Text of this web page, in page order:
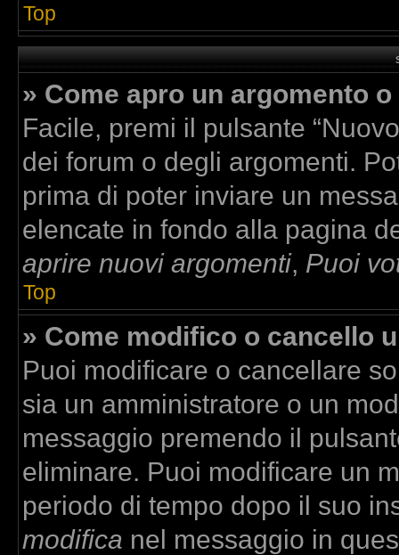
Top
» Come apro un argomento
Facile, premi il pulsante
dei forum o degli argomenti.
prima di poter inviare un
elencate in fondo alla pagina
aprire nuovi argomenti, Puoi
Top
» Come modifico o cancello
Puoi modificare o cancellare
sia un amministratore o un
messaggio premendo il
eliminare. Puoi modificare un
periodo di tempo dopo il suo
modifica nel messaggio in